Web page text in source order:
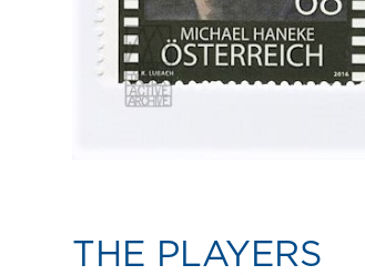
THE PLAYERS